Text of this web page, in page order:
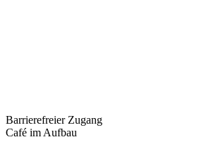
Barrierefreier Zugang
Café im Aufbau